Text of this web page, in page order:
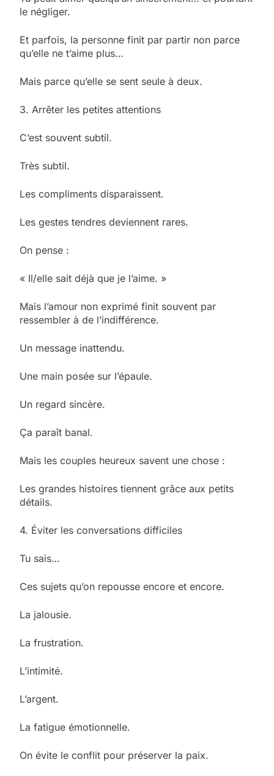
le négliger.
Et parfois, la personne finit par partir non parce
qu’elle ne t’aime plus…
Mais parce qu’elle se sent seule à deux.
3. Arrêter les petites attentions
C’est souvent subtil.
Très subtil.
Les compliments disparaissent.
Les gestes tendres deviennent rares.
On pense :
« Il/elle sait déjà que je l’aime. »
Mais l’amour non exprimé finit souvent par
ressembler à de l’indifférence.
Un message inattendu.
Une main posée sur l’épaule.
Un regard sincère.
Ça paraît banal.
Mais les couples heureux savent une chose :
Les grandes histoires tiennent grâce aux petits
détails.
4. Éviter les conversations difficiles
Tu sais…
Ces sujets qu’on repousse encore et encore.
La jalousie.
La frustration.
L’intimité.
L’argent.
La fatigue émotionnelle.
On évite le conflit pour préserver la paix.